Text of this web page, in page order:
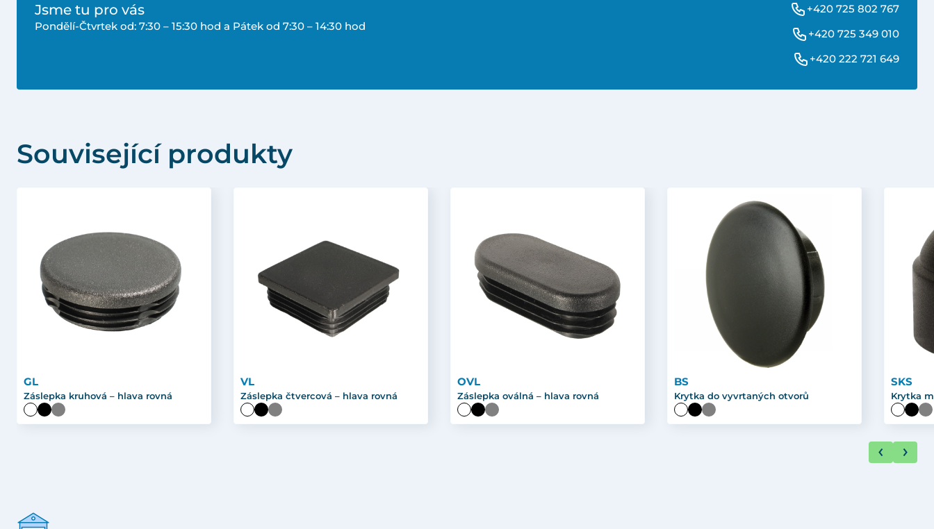
Jsme tu pro vás
Pondělí-Čtvrtek od: 7:30 – 15:30 hod a Pátek od 7:30 – 14:30 hod
+420 725 802 767
+420 725 349 010
+420 222 721 649
Související produkty
GL
Záslepka kruhová – hlava rovná
VL
Záslepka čtvercová – hlava rovná
OVL
Záslepka oválná – hlava rovná
BS
Krytka do vyvrtaných otvorů
SKS
Krytka